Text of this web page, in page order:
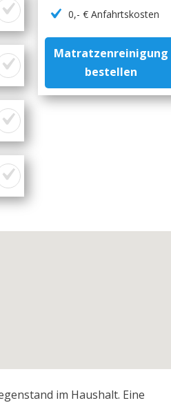
0,- € Anfahrtskosten
Matratzenreinigung
bestellen
im Haushalt. Eine